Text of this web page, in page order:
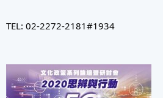
TEL: 02-2272-2181#1934